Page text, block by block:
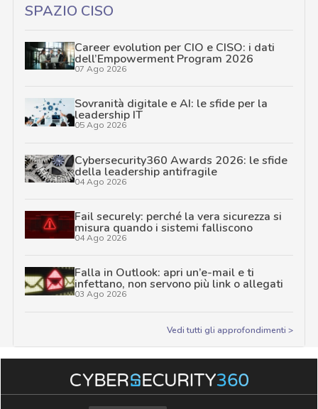
SPAZIO CISO
Career evolution per CIO e CISO: i dati
dell’Empowerment Program 2026
07 Ago 2026
Sovranità digitale e AI: le sfide per la
leadership IT
05 Ago 2026
Cybersecurity360 Awards 2026: le sfide
della leadership antifragile
04 Ago 2026
Fail securely: perché la vera sicurezza si
misura quando i sistemi falliscono
04 Ago 2026
Falla in Outlook: apri un’e-mail e ti
infettano, non servono più link o allegati
03 Ago 2026
Vedi tutti gli approfondimenti >